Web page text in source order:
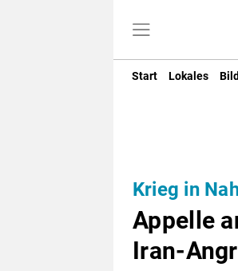
Start Lokales
Krieg in
Appelle
Iran-